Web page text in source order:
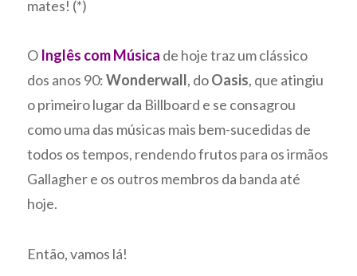
mates! (*)
O Inglês com Música de hoje traz um clássico
dos anos 90:Wonderwall, doOasis, que atingiu
o primeiro lugar da Billboard e se consagrou
como uma das músicas mais bem-sucedidas de
todos os tempos, rendendo frutos para os irmãos
Gallagher e os outros membros da banda até
hoje.
Então, vamos lá!